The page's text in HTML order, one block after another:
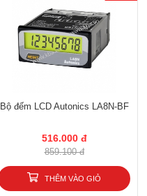
Bộ đếm LCD Autonics LA8N-BF
516.000 đ
859.100 đ
THÊM VÀO GIỎ